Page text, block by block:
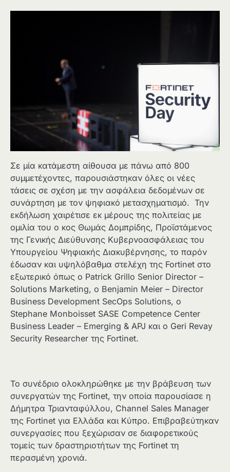
Σε μία κατάμεστη αίθουσα με πάνω από 800
συμμετέχοντες, παρουσιάστηκαν όλες οι νέες
τάσεις σε σχέση με την ασφάλεια δεδομένων σε
συνάρτηση με τον ψηφιακό μετασχηματισμό. Την
εκδήλωση χαιρέτισε εκ μέρους της πολιτείας με
ομιλία του ο κος Θωμάς Δομπρίδης, Προϊστάμενος
της Γενικής Διεύθυνσης Κυβερνοασφάλειας του
Υπουργείου Ψηφιακής Διακυβέρνησης, το παρόν
έδωσαν και υψηλόβαθμα στελέχη της Fortinet στο
εξωτερικό όπως ο Patrick Grillo Senior Director –
Solutions Marketing, ο Benjamin Meier – Director
Business Development SecOps Solutions, ο
Stephane Monboisset SASE Competence Center
Business Leader – Emerging & APJ και ο Geri Revay
Security Researcher της Fortinet.
Το συνέδριο ολοκληρώθηκε με την βράβευση των
συνεργατών της Fortinet, την οποία παρουσίασε η
Δήμητρα Τριανταφύλλου, Channel Sales Manager
της Fortinet για Ελλάδα και Κύπρο. Επιβραβεύτηκαν
συνεργασίες που ξεχώρισαν σε διαφορετικούς
τομείς των δραστηριοτήτων της Fortinet τη
περασμένη χρονιά.